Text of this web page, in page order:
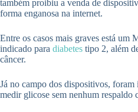
também proibiu a venda de
forma enganosa na internet.
Entre os casos mais graves está um
indicado para diabetes tipo 2, além
câncer.
Já no campo dos dispositivos,
medir glicose sem nenhum respaldo